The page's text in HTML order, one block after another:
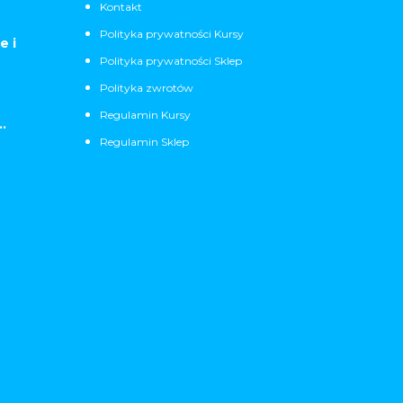
i
Kontakt
Polityka prywatności Kursy
Polityka prywatności Sklep
Polityka zwrotów
Regulamin Kursy
Regulamin Sklep